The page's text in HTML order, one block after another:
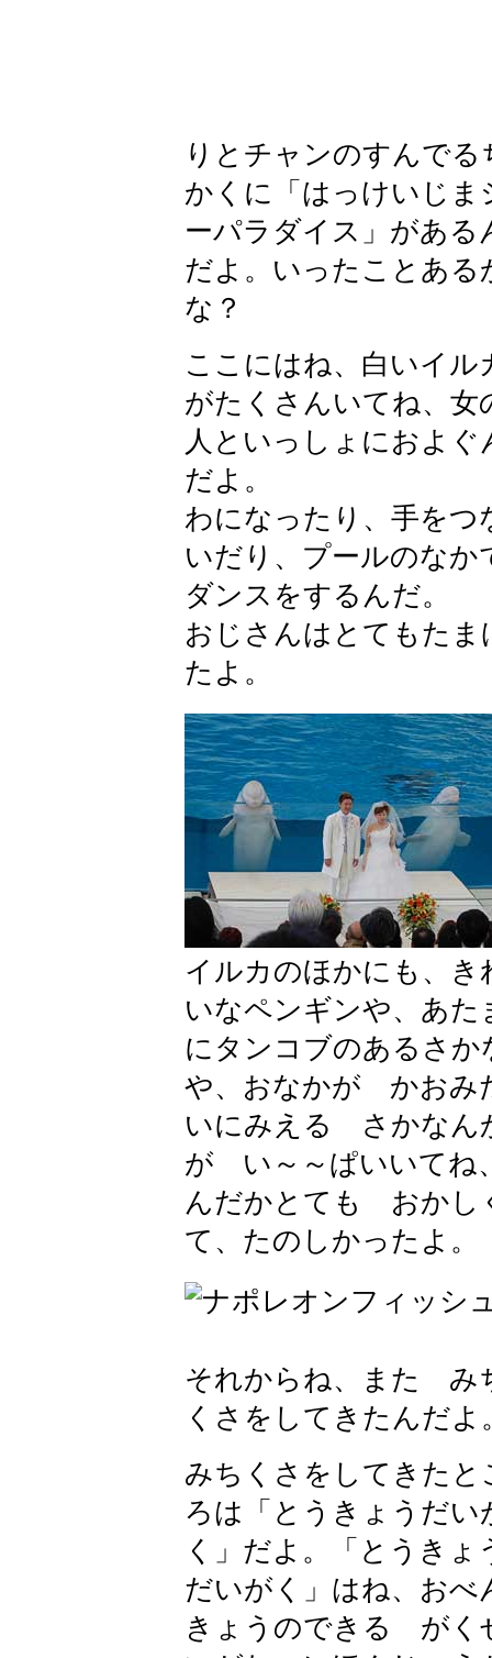
りとチャンのすんでる
かくに「はっけいじま
ーパラダイス」がある
だよ。いったことある
な？
ここにはね、白いイル
がたくさんいてね、女
人といっしょにおよぐ
だよ。
わになったり、手をつ
いだり、プールのなか
ダンスをするんだ。
おじさんはとてもたま
たよ。
イルカのほかにも、き
いなペンギンや、あた
にタンコブのあるさか
や、おなかが かおみ
いにみえる さかなん
が い～～ぱいいてね
んだかとても おかし
て、たのしかったよ。
それからね、また み
くさをしてきたんだよ
みちくさをしてきたと
ろは「とうきょうだい
く」だよ。「とうきょ
だいがく」はね、おべ
きょうのできる がく